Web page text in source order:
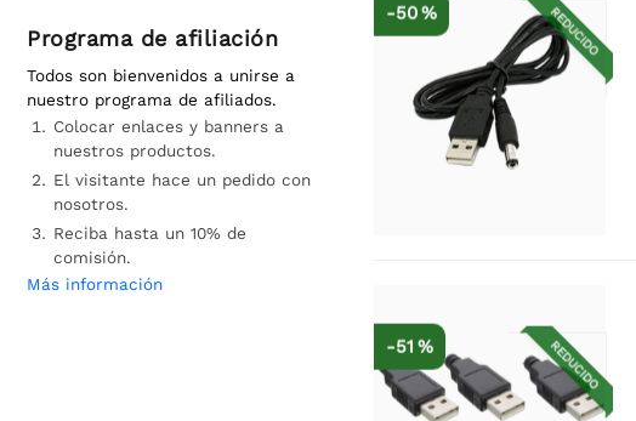
Programa de afiliación
Todos son bienvenidos a unirse a
nuestro programa de afiliados.
Colocar enlaces y banners a
nuestros productos.
El visitante hace un pedido con
nosotros.
Reciba hasta un 10% de
comisión.
Más información
REDUCIDO
-50 %
REDUCIDO
-51 %